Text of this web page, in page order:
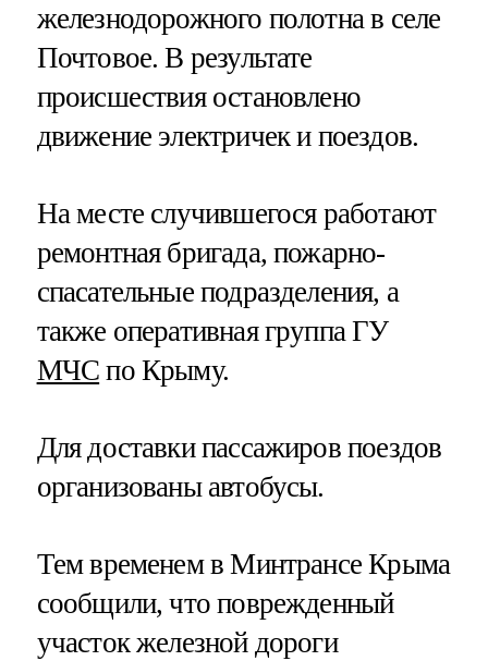
железнодорожного полотна в селе
Почтовое. В результате
происшествия остановлено
движение электричек и поездов.
На месте случившегося работают
ремонтная бригада, пожарно-
спасательные подразделения, а
также оперативная группа ГУ
МЧС по Крыму.
Для доставки пассажиров поездов
организованы автобусы.
Тем временем в Минтрансе Крыма
сообщили, что поврежденный
участок железной дороги